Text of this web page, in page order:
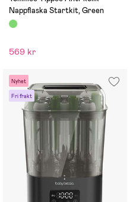
Nappflaska Startkit, Green
569 kr
Nyhet
Fri frakt